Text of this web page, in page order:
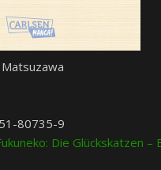
80735-9
Die Glückskatzen –